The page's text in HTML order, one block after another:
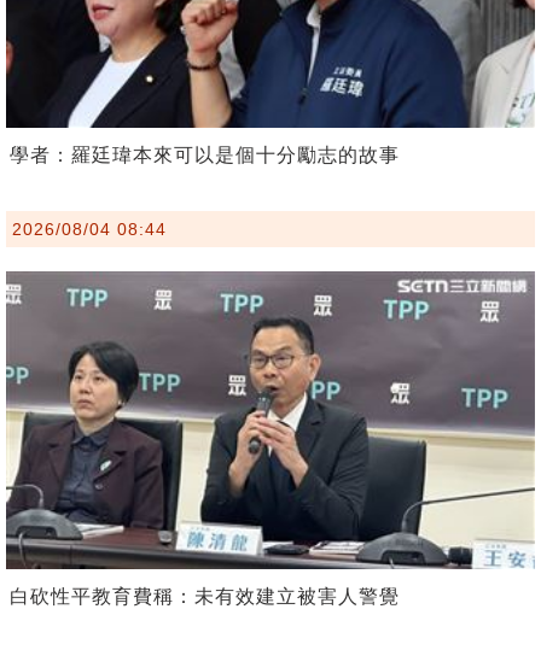
學者：羅廷瑋本來可以是個十分勵志的故事
2026/08/04 08:44
白砍性平教育費稱：未有效建立被害人警覺